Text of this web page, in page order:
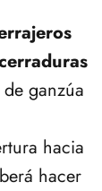
ganzúa
hacia
hacer